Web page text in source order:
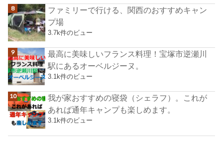
ファミリーで行ける、関西のおすすめキャン
プ場
3.7k件のビュー
最高に美味しいフランス料理！宝塚市逆瀬川
駅にあるオーベルジーヌ。
3.1k件のビュー
我が家おすすめの寝袋（シェラフ）。これが
あれば通年キャンプも楽しめます。
3.1k件のビュー